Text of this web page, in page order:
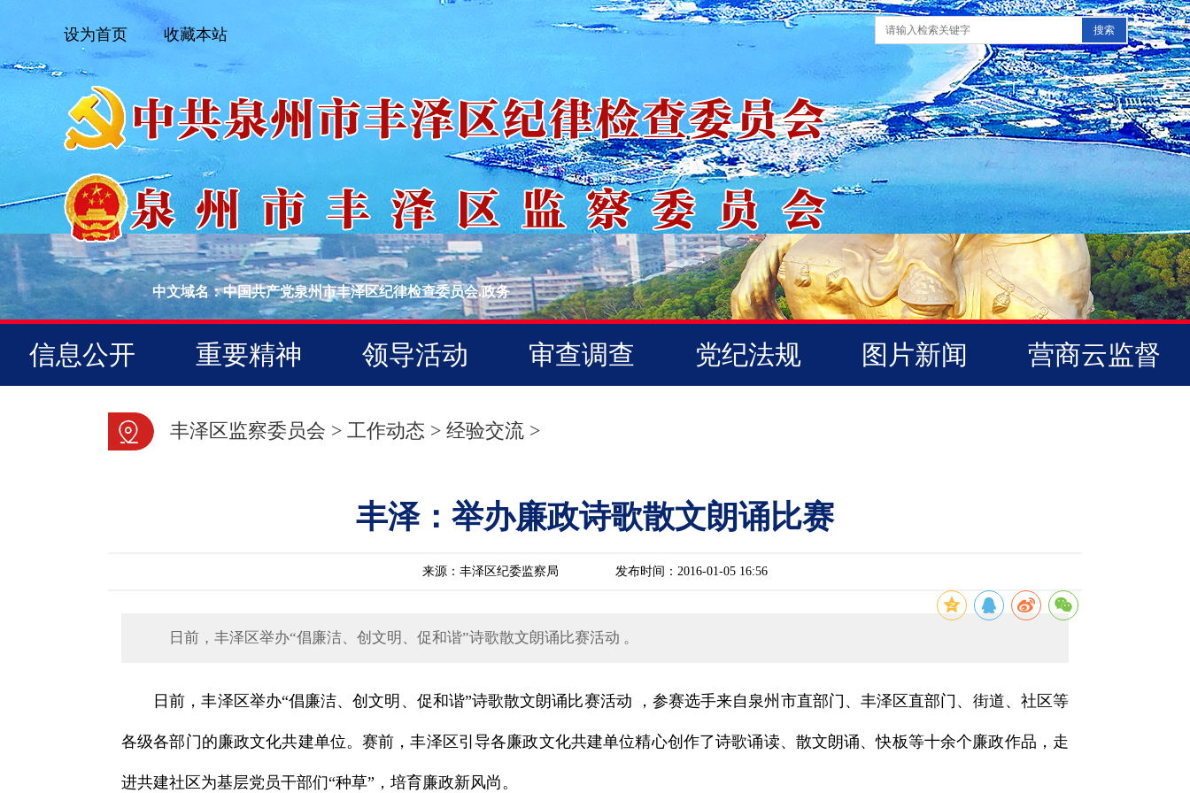
设为首页 收藏本站
中文域名：中国共产党泉州市丰泽区纪律检查委员会.政务
信息公开 重要精神 领导活动 审查调查 党纪法规 图片新闻 营商云监督
丰泽区监察委员会 > 工作动态 > 经验交流 >
丰泽：举办廉政诗歌散文朗诵比赛
来源：丰泽区纪委监察局 发布时间：2016-01-05 16:56
日前，丰泽区举办“倡廉洁、创文明、促和谐”诗歌散文朗诵比赛活动 。
日前，丰泽区举办“倡廉洁、创文明、促和谐”诗歌散文朗诵比赛活动 ，参赛选手来自泉州市直部门、丰泽区直部门、街道、社区等
各级各部门的廉政文化共建单位。赛前，丰泽区引导各廉政文化共建单位精心创作了诗歌诵读、散文朗诵、快板等十余个廉政作品，走
进共建社区为基层党员干部们“种草”，培育廉政新风尚。